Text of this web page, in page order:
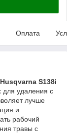
Оплата
S138i
для удаления с
лучше
и
рабочий
травы с